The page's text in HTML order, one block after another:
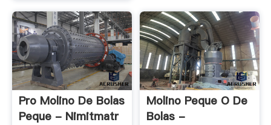
Pro Molino De Bolas
Peque - Nimitmatr
Molino Peque O De
Bolas -